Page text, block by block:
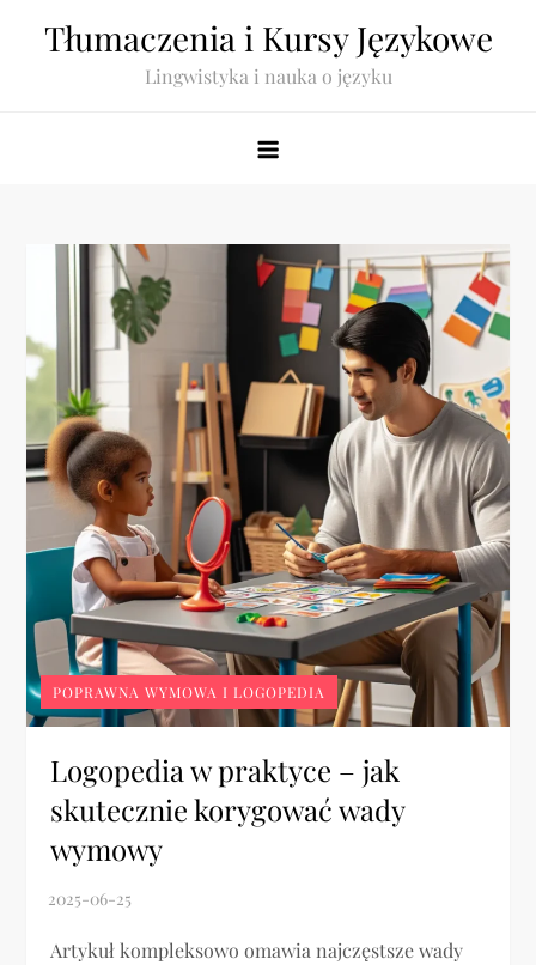
Tłumaczenia i Kursy Językowe
Lingwistyka i nauka o języku
POPRAWNA WYMOWA I LOGOPEDIA
Logopedia w praktyce – jak
skutecznie korygować wady
wymowy
Artykuł kompleksowo omawia najczęstsze wady